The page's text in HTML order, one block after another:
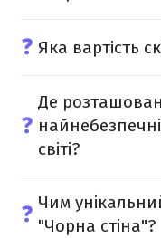
❓ Яка вартість
❓
Де
світі?
❓ Чим
"Чорна стіна"?